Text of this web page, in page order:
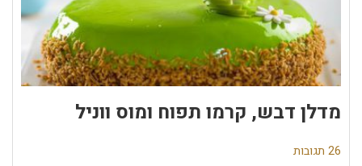
מדלן דבש, קרמו תפוח ומוס ווניל
26 תגובות